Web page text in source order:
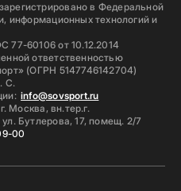
в Федеральной
информационных технологий и
77-60106 от 10.12.2014
ответственностью
(ОГРН 5147746142704)
С.
info@sovsport.ru
Москва, вн.тер.г.
Бутлерова, 17, помещ. 2/7
00